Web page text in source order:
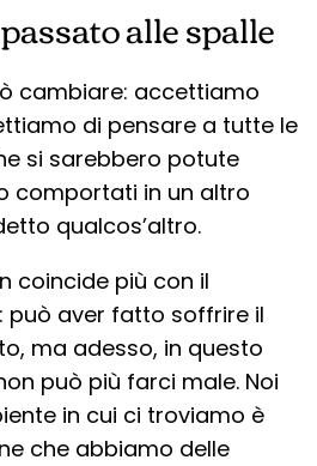
alle spalle
cambiare: accettiamo
di pensare a tutte le
si sarebbero potute
comportati in un altro
qualcos’altro.
coincide più con il
può aver fatto soffrire il
ma adesso, in questo
può più farci male. Noi
in cui ci troviamo è
che abbiamo delle